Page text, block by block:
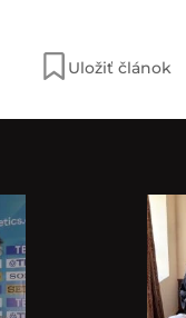
Uložiť článok